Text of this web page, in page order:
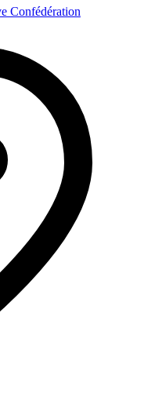
Confédération